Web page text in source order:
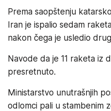
Prema saopštenju
Iran je ispalio sedam
nakon čega je usledio
Navode da je 11 raketa iz
presretnuto.
Ministarstvo unutrašnjih
odlomci pali u stambenim